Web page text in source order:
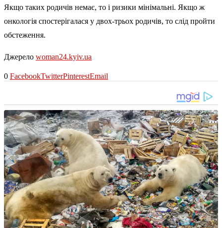
Якщо таких родичів немає, то і ризики мінімальні. Якщо ж
онкологія спостерігалася у двох-трьох родичів, то слід пройти
обстеження.
Джерело woman24.kyiv.ua
0 FacebookTwitterPinterestEmail